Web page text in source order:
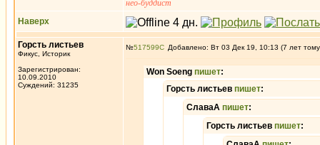
нео-буддист
Наверх
Горсть листьев
Фикус, Историк
Зарегистрирован:
10.09.2010
Суждений: 31235
№517599 Добавлено: Вт 03 Дек 19, 10:13 (7 лет
Won Soeng пишет:
Горсть листьев пишет:
СлаваА пишет:
Горсть листьев пишет: